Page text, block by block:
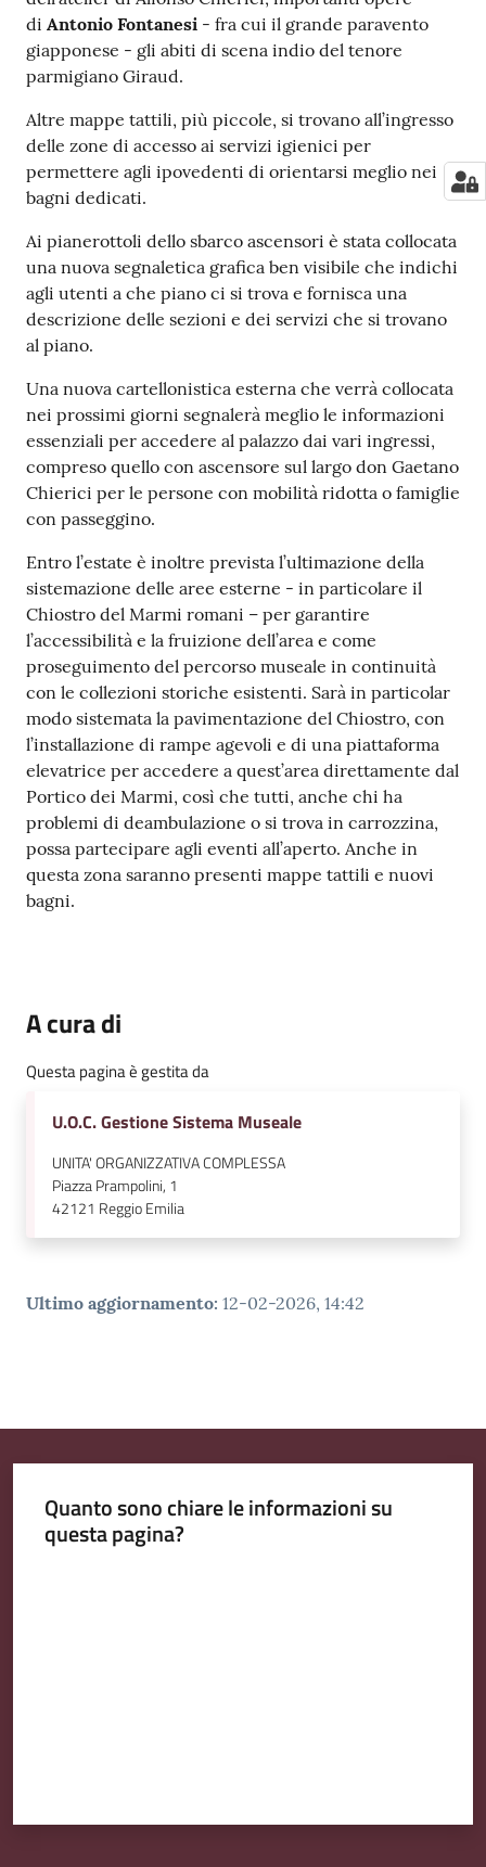
di Antonio Fontanesi - fra cui il grande paravento
giapponese - gli abiti di scena indio del tenore
parmigiano Giraud.
Altre mappe tattili, più piccole, si trovano all’ingresso
delle zone di accesso ai servizi igienici per
permettere agli ipovedenti di orientarsi meglio nei
bagni dedicati.
Ai pianerottoli dello sbarco ascensori è stata collocata
una nuova segnaletica grafica ben visibile che indichi
agli utenti a che piano ci si trova e fornisca una
descrizione delle sezioni e dei servizi che si trovano
al piano.
Una nuova cartellonistica esterna che verrà collocata
nei prossimi giorni segnalerà meglio le informazioni
essenziali per accedere al palazzo dai vari ingressi,
compreso quello con ascensore sul largo don Gaetano
Chierici per le persone con mobilità ridotta o famiglie
con passeggino.
Entro l’estate è inoltre prevista l’ultimazione della
sistemazione delle aree esterne - in particolare il
Chiostro del Marmi romani – per garantire
l’accessibilità e la fruizione dell’area e come
proseguimento del percorso museale in continuità
con le collezioni storiche esistenti. Sarà in particolar
modo sistemata la pavimentazione del Chiostro, con
l’installazione di rampe agevoli e di una piattaforma
elevatrice per accedere a quest’area direttamente dal
Portico dei Marmi, così che tutti, anche chi ha
problemi di deambulazione o si trova in carrozzina,
possa partecipare agli eventi all’aperto. Anche in
questa zona saranno presenti mappe tattili e nuovi
bagni.
A cura di
Questa pagina è gestita da
U.O.C. Gestione Sistema Museale
UNITA' ORGANIZZATIVA COMPLESSA
Piazza Prampolini, 1
42121 Reggio Emilia
Ultimo aggiornamento: 12-02-2026, 14:42
Quanto sono chiare le informazioni su
questa pagina?